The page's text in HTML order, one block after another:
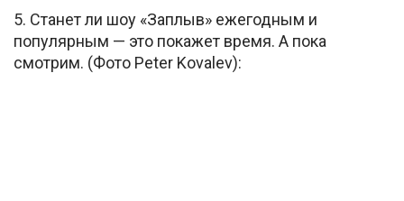
5. Станет ли шоу «Заплыв» ежегодным и
популярным — это покажет время. А пока
смотрим. (Фото Peter Kovalev):